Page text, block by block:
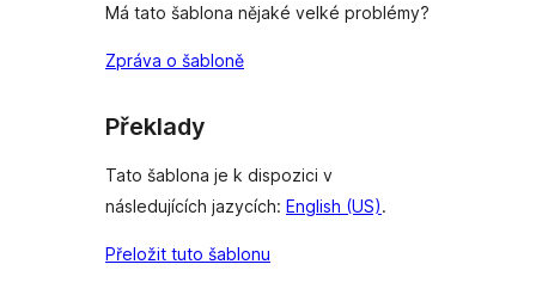
Má tato šablona nějaké velké problémy?
Zpráva o šabloně
Překlady
Tato šablona je k dispozici v
následujících jazycích: English (US).
Přeložit tuto šablonu